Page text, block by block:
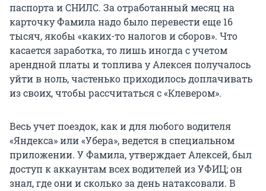
паспорта и СНИЛС. За отработанный месяц на
карточку Фамила надо было перевести еще 16
тысяч, якобы «каких-то налогов и сборов». Что
касается заработка, то лишь иногда с учетом
арендной платы и топлива у Алексея получалось
уйти в ноль, частенько приходилось доплачивать
из своих, чтобы рассчитаться с «Клевером».
Весь учет поездок, как и для любого водителя
«Яндекса» или «Убера», ведется в специальном
приложении. У Фамила, утверждает Алексей, был
доступ к аккаунтам всех водителей из УФИЦ; он
знал, где они и сколько за день натаксовали. В